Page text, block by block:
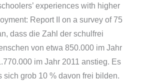
experiences with higher
Report II on a survey of 75
dass die Zahl der schulfrei
von etwa 850.000 im Jahr
im Jahr 2011 anstieg. Es
sich grob 10 % davon frei bilden.